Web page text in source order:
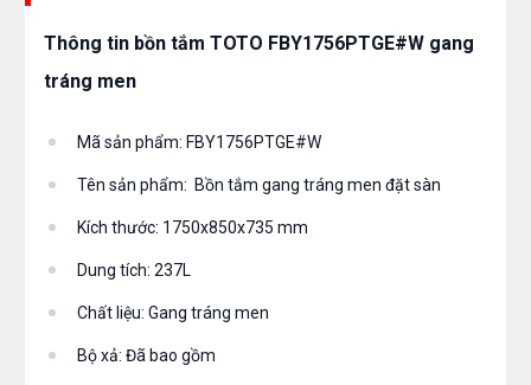
Thông tin bồn tắm TOTO FBY1756PTGE#W gang
tráng men
Mã sản phẩm: FBY1756PTGE#W
Tên sản phẩm: Bồn tắm gang tráng men đặt sàn
Kích thước: 1750x850x735 mm
Dung tích: 237L
Chất liệu: Gang tráng men
Bộ xả: Đã bao gồm